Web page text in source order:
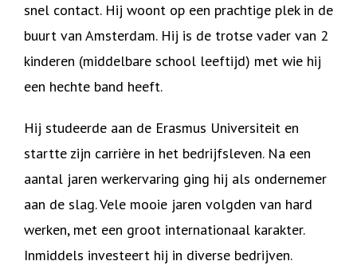
snel contact. Hij woont op een prachtige plek in de
buurt van Amsterdam. Hij is de trotse vader van 2
kinderen (middelbare school leeftijd) met wie hij
een hechte band heeft.
Hij studeerde aan de Erasmus Universiteit en
startte zijn carrière in het bedrijfsleven. Na een
aantal jaren werkervaring ging hij als ondernemer
aan de slag. Vele mooie jaren volgden van hard
werken, met een groot internationaal karakter.
Inmiddels investeert hij in diverse bedrijven.